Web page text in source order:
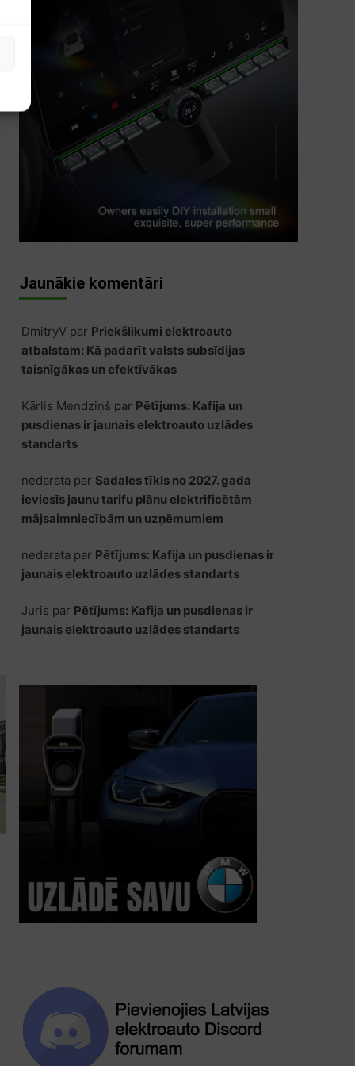
Jaunākie komentāri
DmitryVpar Priekšlikumi elektroauto
atbalstam: Kā padarīt valsts subsīdijas
taisnīgākas un efektīvākas
Kārlis Mendziņš par Pētījums: Kafija un
pusdienas ir jaunais elektroauto uzlādes
standarts
nedarata par Sadales tīkls no 2027. gada
ieviesīs jaunu tarifu plānu elektrificētām
mājsaimniecībām un uzņēmumiem
nedarata par Pētījums: Kafija un pusdienas ir
jaunais elektroauto uzlādes standarts
Juris par Pētījums: Kafija un pusdienas ir
jaunais elektroauto uzlādes standarts